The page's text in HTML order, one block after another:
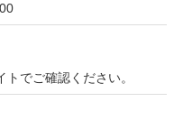
でご確認ください。